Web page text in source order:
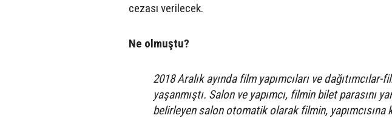
cezası verilecek.
Ne olmuştu?
2018 Aralık ayında film yapımcıları ve
yaşanmıştı. Salon ve yapımcı, filmin bilet parasını
belirleyen salon otomatik olarak filmin, yapımcısına